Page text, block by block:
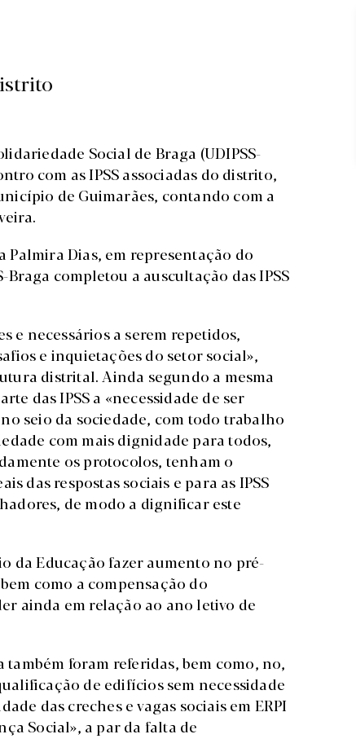
Social de Braga (UDIPSS-
com as IPSS associadas do distrito,
de Guimarães, contando com a
Palmira Dias, em representação do
completou a auscultação das IPSS
e necessários a serem repetidos,
e inquietações do setor social»,
distrital. Ainda segundo a mesma
das IPSS a «necessidade de ser
seio da sociedade, com todo trabalho
com mais dignidade para todos,
os protocolos, tenham o
das respostas sociais e para as IPSS
de modo a dignificar este
da Educação fazer aumento no pré-
como a compensação do
ainda em relação ao ano letivo de
foram referidas, bem como, no,
de edifícios sem necessidade
das creches e vagas sociais em ERPI
Social», a par da falta de